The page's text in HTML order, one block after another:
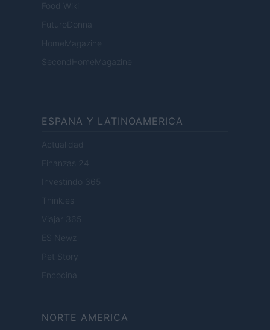
Food Wiki
FuturoDonna
HomeMagazine
SecondHomeMagazine
ESPANA Y LATINOAMERICA
Actualidad
Finanzas 24
Investindo 365
Think.es
Viajar 365
ES Newz
Pet Story
Encocina
NORTE AMERICA